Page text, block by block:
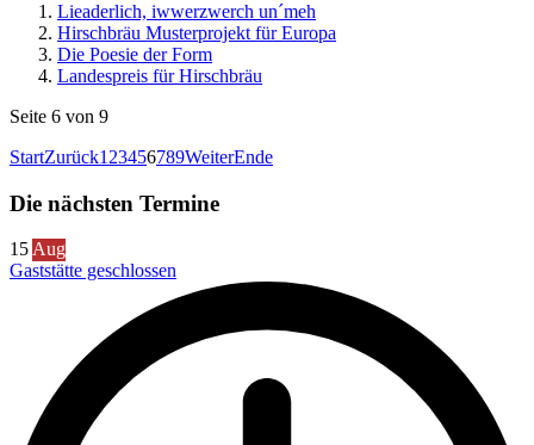
Lieaderlich, iwwerzwerch un´meh
Hirschbräu Musterprojekt für Europa
Die Poesie der Form
Landespreis für Hirschbräu
Seite 6 von 9
StartZurück1 23456789WeiterEnde
Die nächsten Termine
15 Aug
Gaststätte geschlossen